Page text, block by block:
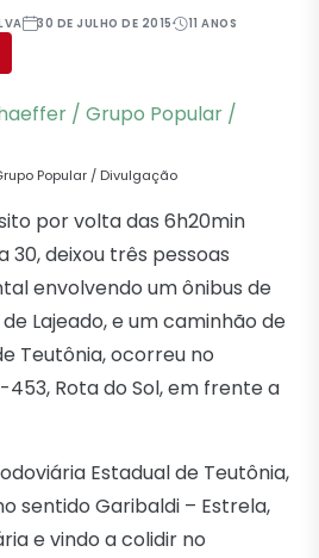
30 DE JULHO DE 2015 11 ANOS
Popular / Divulgação
por volta das 6h20min
deixou três pessoas
envolvendo um ônibus de
Lajeado, e um caminhão de
Teutônia, ocorreu no
453, Rota do Sol, em frente a
Estadual de Teutônia,
sentido Garibaldi – Estrela,
e vindo a colidir no